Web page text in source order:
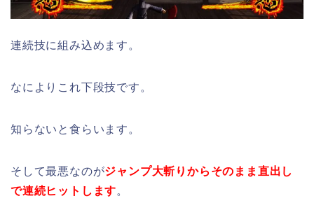
連続技に組み込めます。
なによりこれ下段技です。
知らないと食らいます。
そして最悪なのがジャンプ大斬りからそのまま直出し
で連続ヒットします。